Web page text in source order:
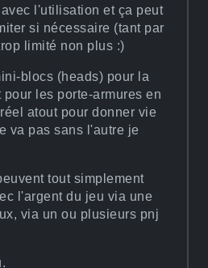
l'utilisation et ça peut
si nécessaire (tant par
limité non plus :)
blocs (heads) pour la
les porte-armures en
atout pour donner vie
va pas sans l'autre je
tout simplement
l'argent du jeu via une
via un ou plusieurs pnj